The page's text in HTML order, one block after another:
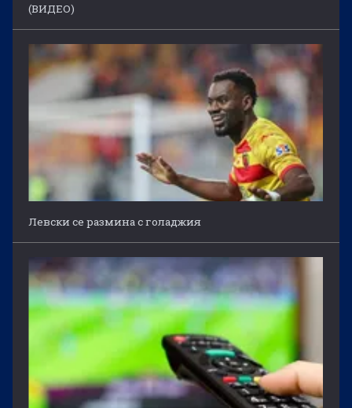
(ВИДЕО)
Левски се размина с голаджия